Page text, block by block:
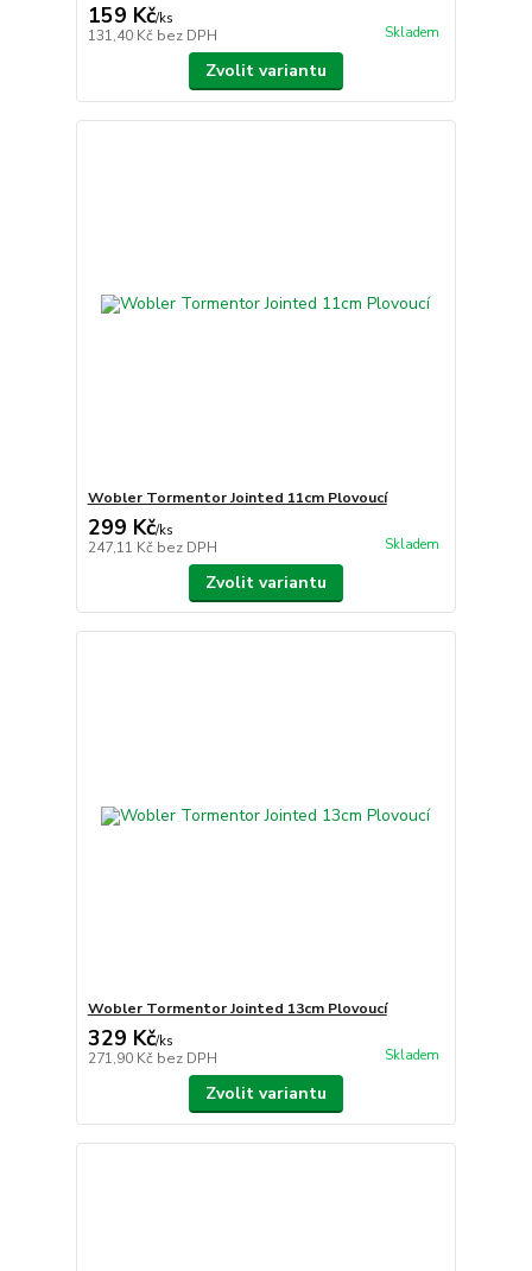
159 Kč/ks
131,40 Kč bez DPH Skladem
Zvolit variantu
Wobler Tormentor Jointed 11cm Plovoucí
299 Kč/ks
247,11 Kč bez DPH Skladem
Zvolit variantu
Wobler Tormentor Jointed 13cm Plovoucí
329 Kč/ks
271,90 Kč bez DPH Skladem
Zvolit variantu